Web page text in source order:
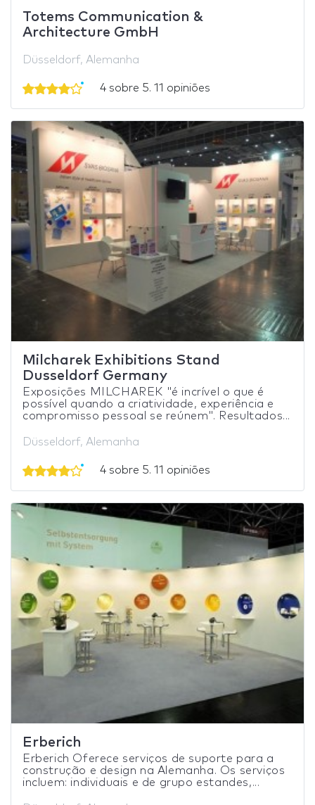
Totems Communication &
Architecture GmbH
Düsseldorf, Alemanha
4 sobre 5. 11 opiniões
Milcharek Exhibitions Stand
Dusseldorf Germany
Exposições MILCHAREK "é incrível o que é
possível quando a criatividade, experiência e
compromisso pessoal se reúnem". Resultados...
Düsseldorf, Alemanha
4 sobre 5. 11 opiniões
Erberich
Erberich Oferece serviços de suporte para a
construção e design na Alemanha. Os serviços
incluem: individuais e de grupo estandes,...